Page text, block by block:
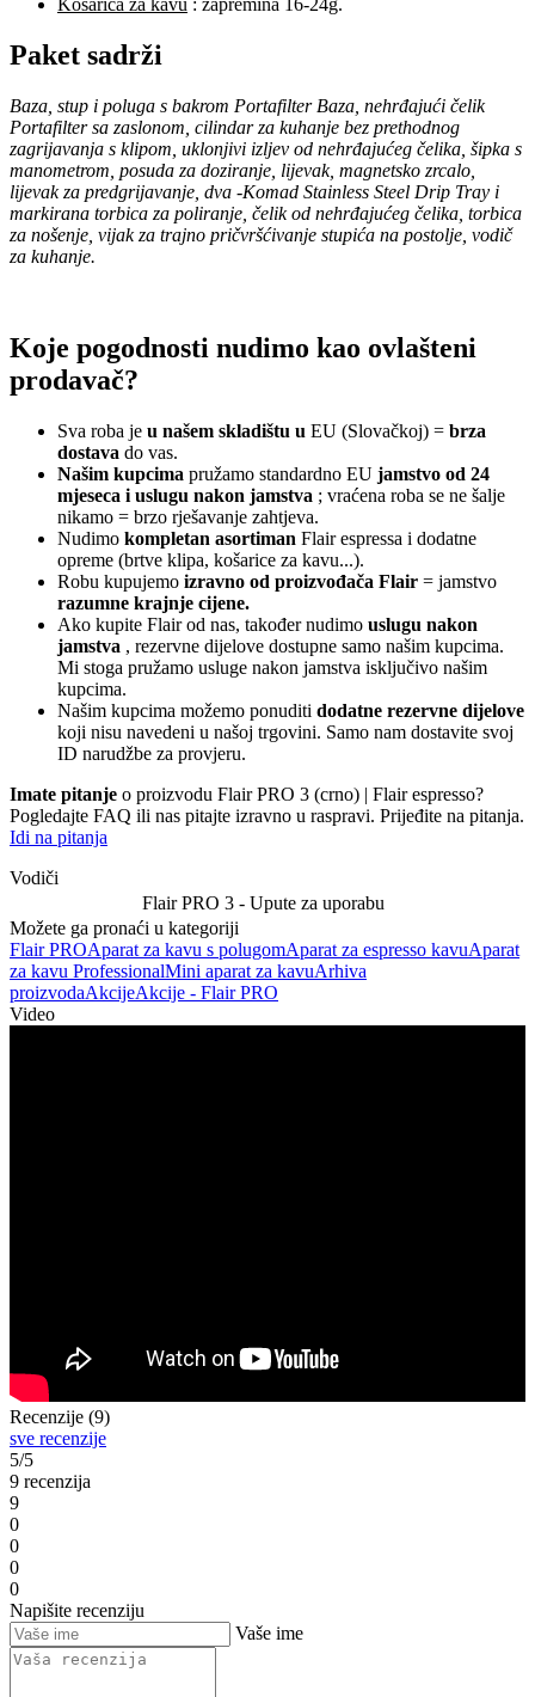
Košarica za kavu : zapremina 16-24g.
Paket sadrži
Baza, stup i poluga s bakrom Portafilter Baza, nehrđajući čelik
Portafilter sa zaslonom, cilindar za kuhanje bez prethodnog
zagrijavanja s klipom, uklonjivi izljev od nehrđajućeg čelika, šipka s
manometrom, posuda za doziranje, lijevak, magnetsko zrcalo,
lijevak za predgrijavanje, dva -Komad Stainless Steel Drip Tray i
markirana torbica za poliranje, čelik od nehrđajućeg čelika, torbica
za nošenje, vijak za trajno pričvršćivanje stupića na postolje, vodič
za kuhanje.
Koje pogodnosti nudimo kao ovlašteni
prodavač?
Sva roba je u našem skladištu u EU (Slovačkoj) = brza
dostava do vas.
Našim kupcima pružamo standardno EU jamstvo od 24
mjeseca i uslugu nakon jamstva ; vraćena roba se ne šalje
nikamo = brzo rješavanje zahtjeva.
Nudimo kompletan asortiman Flair espressa i dodatne
opreme (brtve klipa, košarice za kavu...).
Robu kupujemo izravno od proizvođača Flair = jamstvo
razumne krajnje cijene.
Ako kupite Flair od nas, također nudimo uslugu nakon
jamstva , rezervne dijelove dostupne samo našim kupcima.
Mi stoga pružamo usluge nakon jamstva isključivo našim
kupcima.
Našim kupcima možemo ponuditi dodatne rezervne dijelove
koji nisu navedeni u našoj trgovini. Samo nam dostavite svoj
ID narudžbe za provjeru.
Imate pitanje o proizvodu Flair PRO 3 (crno) | Flair espresso?
Pogledajte FAQ ili nas pitajte izravno u raspravi. Prijeđite na pitanja.
Idi na pitanja
Vodiči
Flair PRO 3 - Upute za uporabu
Možete ga pronaći u kategoriji
Flair PROAparat za kavu s polugomAparat za espresso kavuAparat
za kavu ProfessionalMini aparat za kavuArhiva
proizvodaAkcijeAkcije - Flair PRO
Video
Recenzije (9)
sve recenzije
5/5
9 recenzija
9
0
0
0
0
Napišite recenziju
Vaše ime